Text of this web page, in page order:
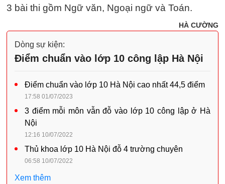
3 bài thi gồm Ngữ văn, Ngoại ngữ và Toán.
HÀ CƯỜNG
Dòng sự kiện:
Điểm chuẩn vào lớp 10 công lập Hà Nội
Điểm chuẩn vào lớp 10 Hà Nội cao nhất 44,5 điểm
17:58 01/07/2023
3 điểm mỗi môn vẫn đỗ vào lớp 10 công lập ở Hà
Nội
12:16 10/07/2022
Thủ khoa lớp 10 Hà Nội đỗ 4 trường chuyên
06:58 10/07/2022
Xem thêm